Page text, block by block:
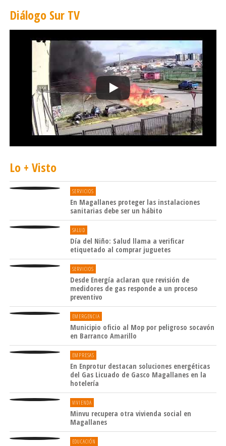
Diálogo Sur TV
Lo + Visto
SERVICIOS
En Magallanes proteger las instalaciones
sanitarias debe ser un hábito
SALUD
Día del Niño: Salud llama a verificar
etiquetado al comprar juguetes
SERVICIOS
Desde Energía aclaran que revisión de
medidores de gas responde a un proceso
preventivo
EMERGENCIA
Municipio oficio al Mop por peligroso socavón
en Barranco Amarillo
EMPRESAS
En Enprotur destacan soluciones energéticas
del Gas Licuado de Gasco Magallanes en la
hotelería
VIVIENDA
Minvu recupera otra vivienda social en
Magallanes
EDUCACIÓN